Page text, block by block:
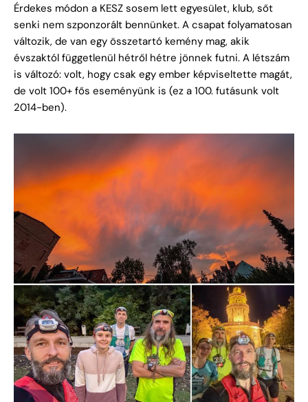
Érdekes módon a KESZ sosem lett egyesület, klub, sőt
senki nem szponzorált bennünket. A csapat folyamatosan
változik, de van egy összetartó kemény mag, akik
évszaktól függetlenül hétről hétre jönnek futni. A létszám
is változó: volt, hogy csak egy ember képviseltette magát,
de volt 100+ fős eseményünk is (ez a 100. futásunk volt
2014-ben).